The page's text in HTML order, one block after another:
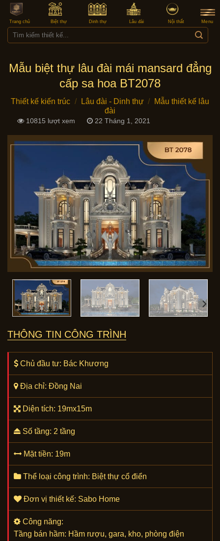
Skip
content
Trang chủ Biệt thự Dinh thự Lâu đài Nội thất Menu
Tìm
kiếm:
Mẫu biệt thự lâu đài mái mansard đẳng
cấp sa hoa BT2078
Thiết kế kiến trúc / Lâu đài - Dinh thự /
Mẫu thiết kế lâu
đài
10815 lượt xem 22 Tháng 1, 2021
THÔNG TIN CÔNG TRÌNH
Chủ đầu tư: Bác Khương
Địa chỉ: Đồng Nai
Diện tích: 19mx15m
Số tầng: 2 tầng
Mặt tiền: 19m
Thể loại công trình: Biệt thự cổ điển
Đơn vị thiết kế: Sabo Home
Công năng:
Tầng bán hầm: Hầm rượu, gara, kho, phòng điện